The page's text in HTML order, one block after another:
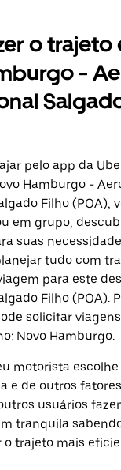
o trajeto
-
pelo app da
Hamburgo -
Filho (POA),
em grupo,
suas
tudo com
para este
Filho (POA).
solicitar
Novo Hamburgo.
motorista
e de outros
usuários
tranquila
o trajeto mais